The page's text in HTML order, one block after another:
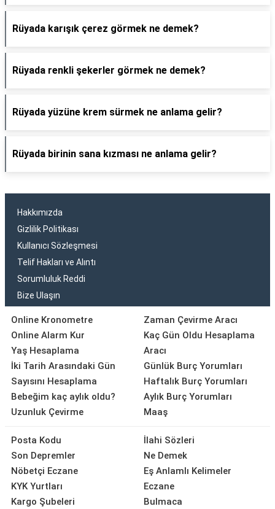
Rüyada karışık çerez görmek ne demek?
Rüyada renkli şekerler görmek ne demek?
Rüyada yüzüne krem sürmek ne anlama gelir?
Rüyada birinin sana kızması ne anlama gelir?
Hakkımızda
Gizlilik Politikası
Kullanıcı Sözleşmesi
Telif Hakları ve Alıntı
Sorumluluk Reddi
Bize Ulaşın
Online Kronometre
Online Alarm Kur
Yaş Hesaplama
İki Tarih Arasındaki Gün
Sayısını Hesaplama
Bebeğim kaç aylık oldu?
Uzunluk Çevirme
Zaman Çevirme Aracı
Kaç Gün Oldu Hesaplama
Aracı
Günlük Burç Yorumları
Haftalık Burç Yorumları
Aylık Burç Yorumları
Maaş
Posta Kodu
Son Depremler
Nöbetçi Eczane
KYK Yurtları
Kargo Şubeleri
İlahi Sözleri
Ne Demek
Eş Anlamlı Kelimeler
Eczane
Bulmaca